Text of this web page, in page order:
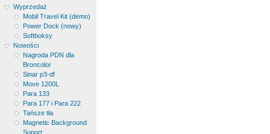
Wyprzedaż
Mobil Travel Kit (demo)
Power Dock (nowy)
Softboksy
Nowości
Nagroda PDN dla
Broncolor
Sinar p3-df
Move 1200L
Para 133
Para 177 i Para 222
Tańsze tła
Magnetic Background
Suport